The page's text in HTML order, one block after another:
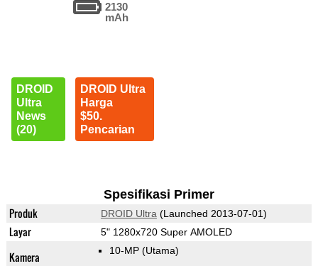
2130
mAh
DROID
Ultra
News
(20)
DROID Ultra
Harga
$50.
Pencarian
Spesifikasi Primer
Produk DROID Ultra (Launched 2013-07-01)
Layar 5" 1280x720 Super AMOLED
Kamera 10-MP (Utama)